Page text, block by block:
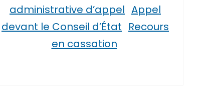
administrative d’appel Appel
devant le Conseil d’État Recours
en cassation